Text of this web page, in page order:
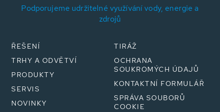
Podporujeme udržitelné využívání vody, energie a
zdrojů
ŘEŠENÍ
TRHY A ODVĚTVÍ
PRODUKTY
SERVIS
NOVINKY
TIRÁŽ
OCHRANA
SOUKROMÝCH ÚDAJŮ
KONTAKTNÍ FORMULÁŘ
SPRÁVA SOUBORŮ
COOKIE